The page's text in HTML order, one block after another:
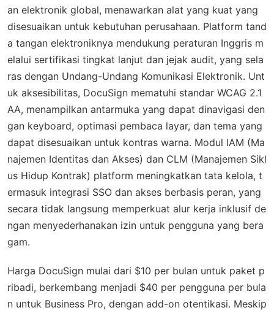
an elektronik global, menawarkan alat yang kuat yang
disesuaikan untuk kebutuhan perusahaan. Platform tand
a tangan elektroniknya mendukung peraturan Inggris m
elalui sertifikasi tingkat lanjut dan jejak audit, yang sela
ras dengan Undang-Undang Komunikasi Elektronik. Unt
uk aksesibilitas, DocuSign mematuhi standar WCAG 2.1
AA, menampilkan antarmuka yang dapat dinavigasi den
gan keyboard, optimasi pembaca layar, dan tema yang
dapat disesuaikan untuk kontras warna. Modul IAM (Ma
najemen Identitas dan Akses) dan CLM (Manajemen Sikl
us Hidup Kontrak) platform meningkatkan tata kelola, t
ermasuk integrasi SSO dan akses berbasis peran, yang
secara tidak langsung memperkuat alur kerja inklusif de
ngan menyederhanakan izin untuk pengguna yang bera
gam.
Harga DocuSign mulai dari $10 per bulan untuk paket p
ribadi, berkembang menjadi $40 per pengguna per bula
n untuk Business Pro, dengan add-on otentikasi. Meskip